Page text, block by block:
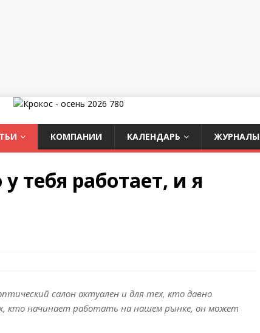
КОМПАНИИ КАЛЕНДАРЬ ЖУРНАЛЫ
тебя работает, и я
салон актуален и для тех, кто давно
кто начинает работать на нашем рынке, он может